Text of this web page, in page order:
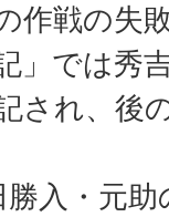
作戦の失
」では秀
され、後
入・元